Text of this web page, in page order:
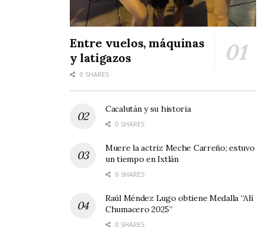
Entre vuelos, máquinas
y latigazos
0 SHARES
Cacalután y su historia
0 SHARES
Muere la actriz Meche Carreño; estuvo
un tiempo en Ixtlán
0 SHARES
Raúl Méndez Lugo obtiene Medalla “Alí
Chumacero 2025”
0 SHARES